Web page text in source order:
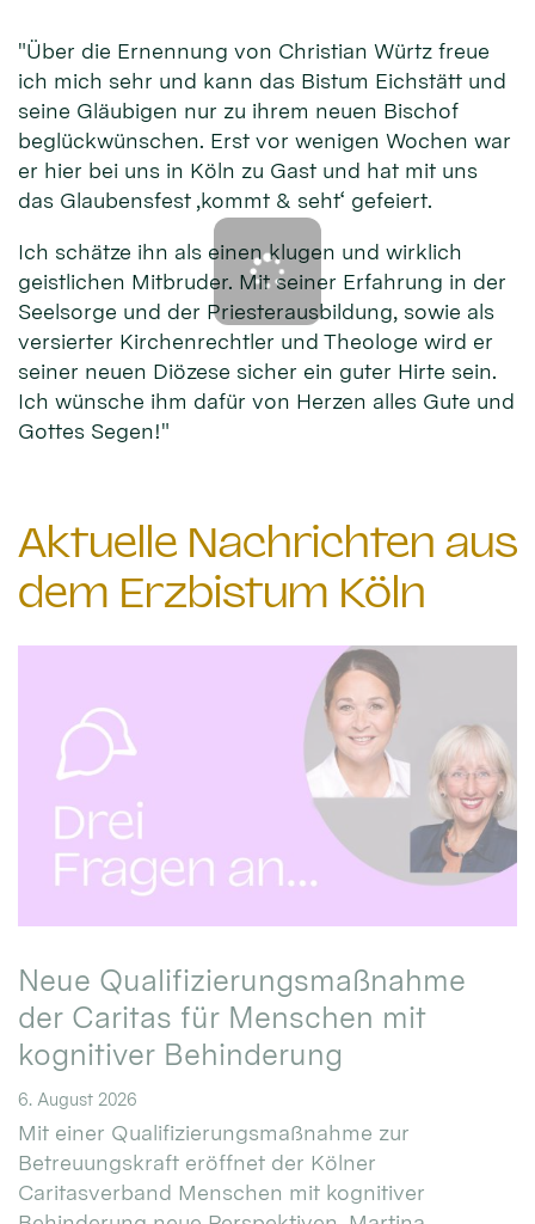
"Über die Ernennung von Christian Würtz freue
ich mich sehr und kann das Bistum Eichstätt und
seine Gläubigen nur zu ihrem neuen Bischof
beglückwünschen. Erst vor wenigen Wochen war
er hier bei uns in Köln zu Gast und hat mit uns
das Glaubensfest ‚kommt & seht‘ gefeiert.
Ich schätze ihn als einen klugen und wirklich
geistlichen Mitbruder. Mit seiner Erfahrung in der
Seelsorge und der Priesterausbildung, sowie als
versierter Kirchenrechtler und Theologe wird er
seiner neuen Diözese sicher ein guter Hirte sein.
Ich wünsche ihm dafür von Herzen alles Gute und
Gottes Segen!"
Aktuelle Nachrichten aus
dem Erzbistum Köln
Neue Qualifizierungsmaßnahme
der Caritas für Menschen mit
kognitiver Behinderung
6. August 2026
Mit einer Qualifizierungsmaßnahme zur
Betreuungskraft eröffnet der Kölner
Caritasverband Menschen mit kognitiver